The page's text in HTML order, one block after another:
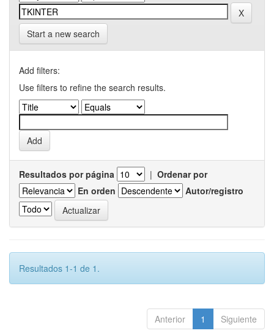
Start a new search
Add filters:
Use filters to refine the search results.
Resultados por página | Ordenar por
En orden
Autor/registro
Resultados 1-1 de 1.
Anterior 1 Siguiente